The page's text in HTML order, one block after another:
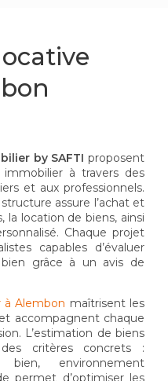
by SAFTI proposent
à travers des
et aux professionnels.
assure l’achat et
la location de biens, ainsi
Chaque projet
capables d’évaluer
grâce à un avis de
à Alembon maîtrisent les
accompagnent chaque
L’estimation de biens
critères concrets :
environnement
permet d’optimiser les